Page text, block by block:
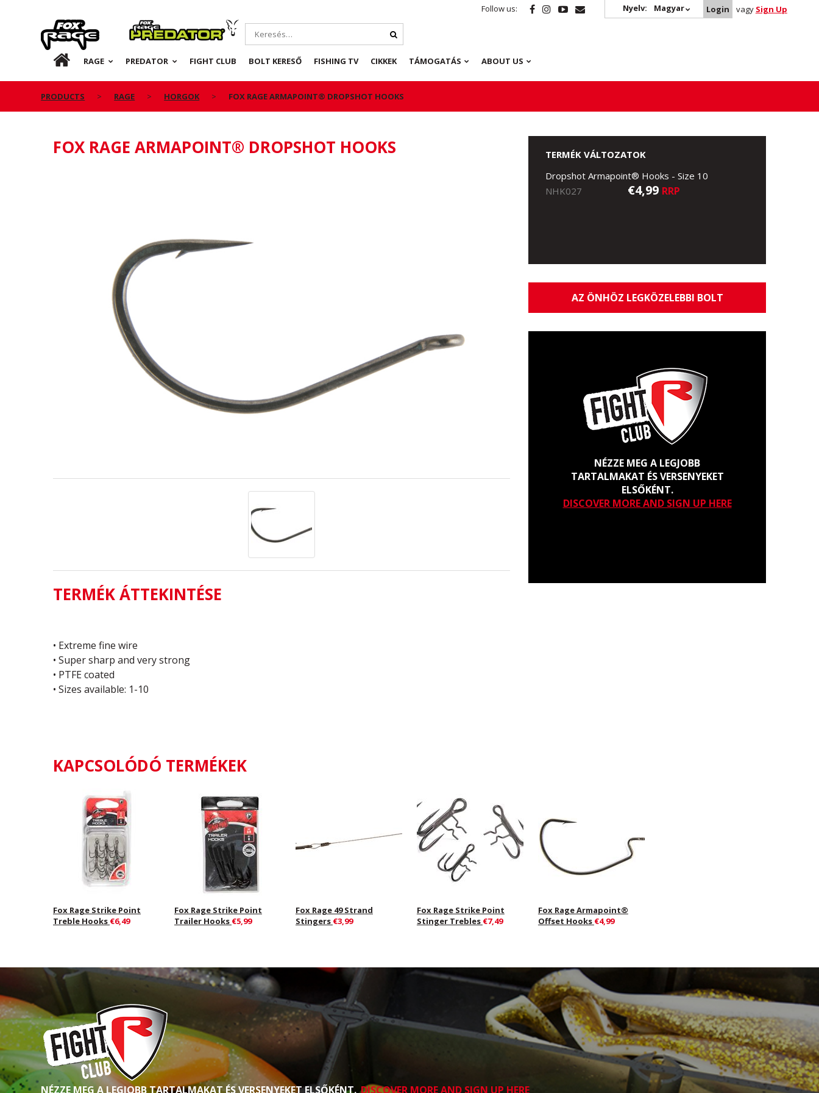
Follow us: Nyelv: Magyar Login vagy Sign Up
Rage Predator
HU RAGE PREDATOR FIGHT CLUB BOLT KERESŐ FISHING TV CIKKEK TÁMOGATÁS ABOUT US
PRODUCTS RAGE HORGOK FOX RAGE ARMAPOINT® DROPSHOT HOOKS
FOX RAGE ARMAPOINT® DROPSHOT HOOKS
TERMÉK ÁTTEKINTÉSE
• Extreme fine wire
• Super sharp and very strong
• PTFE coated
• Sizes available: 1-10
TERMÉK VÁLTOZATOK
Dropshot Armapoint® Hooks - Size 10
NHK027
€4,99 RRP
AZ ÖNHÖZ LEGKÖZELEBBI BOLT
NÉZZE MEG A LEGJOBB
TARTALMAKAT ÉS VERSENYEKET
ELSŐKÉNT.
DISCOVER MORE AND SIGN UP HERE
KAPCSOLÓDÓ TERMÉKEK
Fox Rage Strike Point
Treble Hooks €6,49
Fox Rage Strike Point
Trailer Hooks €5,99
Fox Rage 49 Strand
Stingers €3,99
Fox Rage Strike Point
Stinger Trebles €7,49
Fox Rage Armapoint®
Offset Hooks €4,99
NÉZZE MEG A LEGJOBB TARTALMAKAT ÉS VERSENYEKET ELSŐKÉNT.DISCOVER MORE AND SIGN UP HERE